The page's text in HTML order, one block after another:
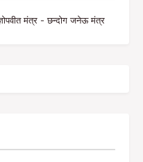
मंत्र - छन्दोग जनेऊ मंत्र